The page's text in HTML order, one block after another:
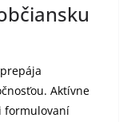
Aktívne
formulovaní